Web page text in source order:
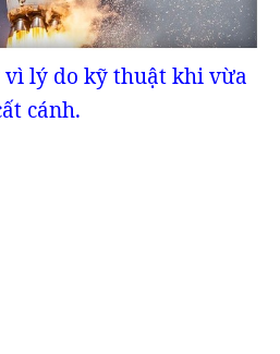
vì lý do kỹ thuật khi vừa
cánh.